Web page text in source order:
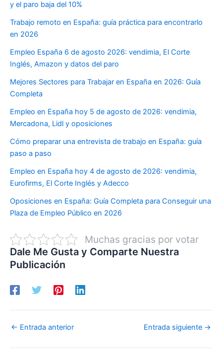
y el paro baja del 10%
Trabajo remoto en España: guía práctica para encontrarlo
en 2026
Empleo España 6 de agosto 2026: vendimia, El Corte
Inglés, Amazon y datos del paro
Mejores Sectores para Trabajar en España en 2026: Guía
Completa
Empleo en España hoy 5 de agosto de 2026: vendimia,
Mercadona, Lidl y oposiciones
Cómo preparar una entrevista de trabajo en España: guía
paso a paso
Empleo en España hoy 4 de agosto de 2026: vendimia,
Eurofirms, El Corte Inglés y Adecco
Oposiciones en España: Guía Completa para Conseguir una
Plaza de Empleo Público en 2026
Muchas gracias por votar
Dale Me Gusta y Comparte Nuestra
Publicación
← Entrada anterior Entrada siguiente →